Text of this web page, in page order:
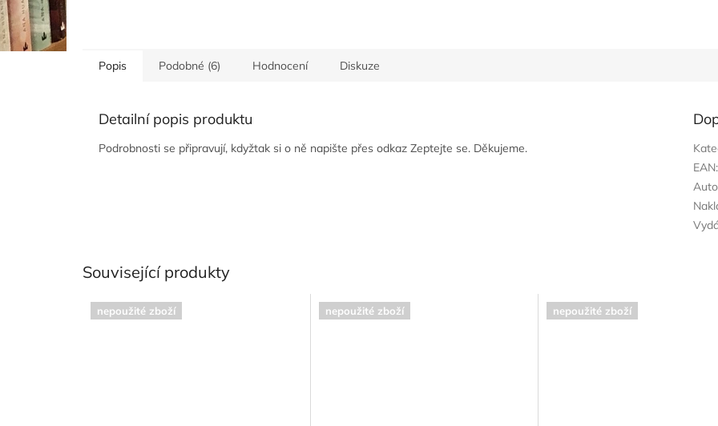
Popis Podobné (6) Hodnocení Diskuze
Detailní popis produktu
Podrobnosti se připravují, kdyžtak si o ně napište přes odkaz Zeptejte se. Děkujeme.
EAN:
Související produkty
nepoužité zboží nepoužité zboží nepoužité zboží